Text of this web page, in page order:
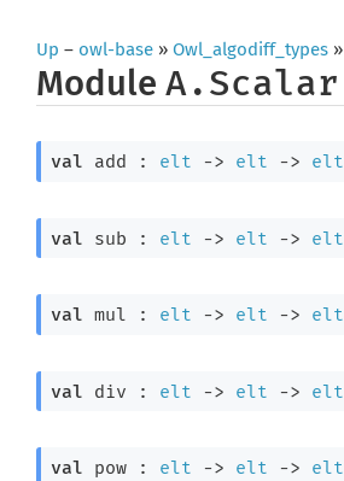
Up – owl-base » Owl_algodiff_types »
Module A.Scalar
val add : elt -> elt -> elt
val sub : elt -> elt -> elt
val mul : elt -> elt -> elt
val div : elt -> elt -> elt
val pow : elt -> elt -> elt